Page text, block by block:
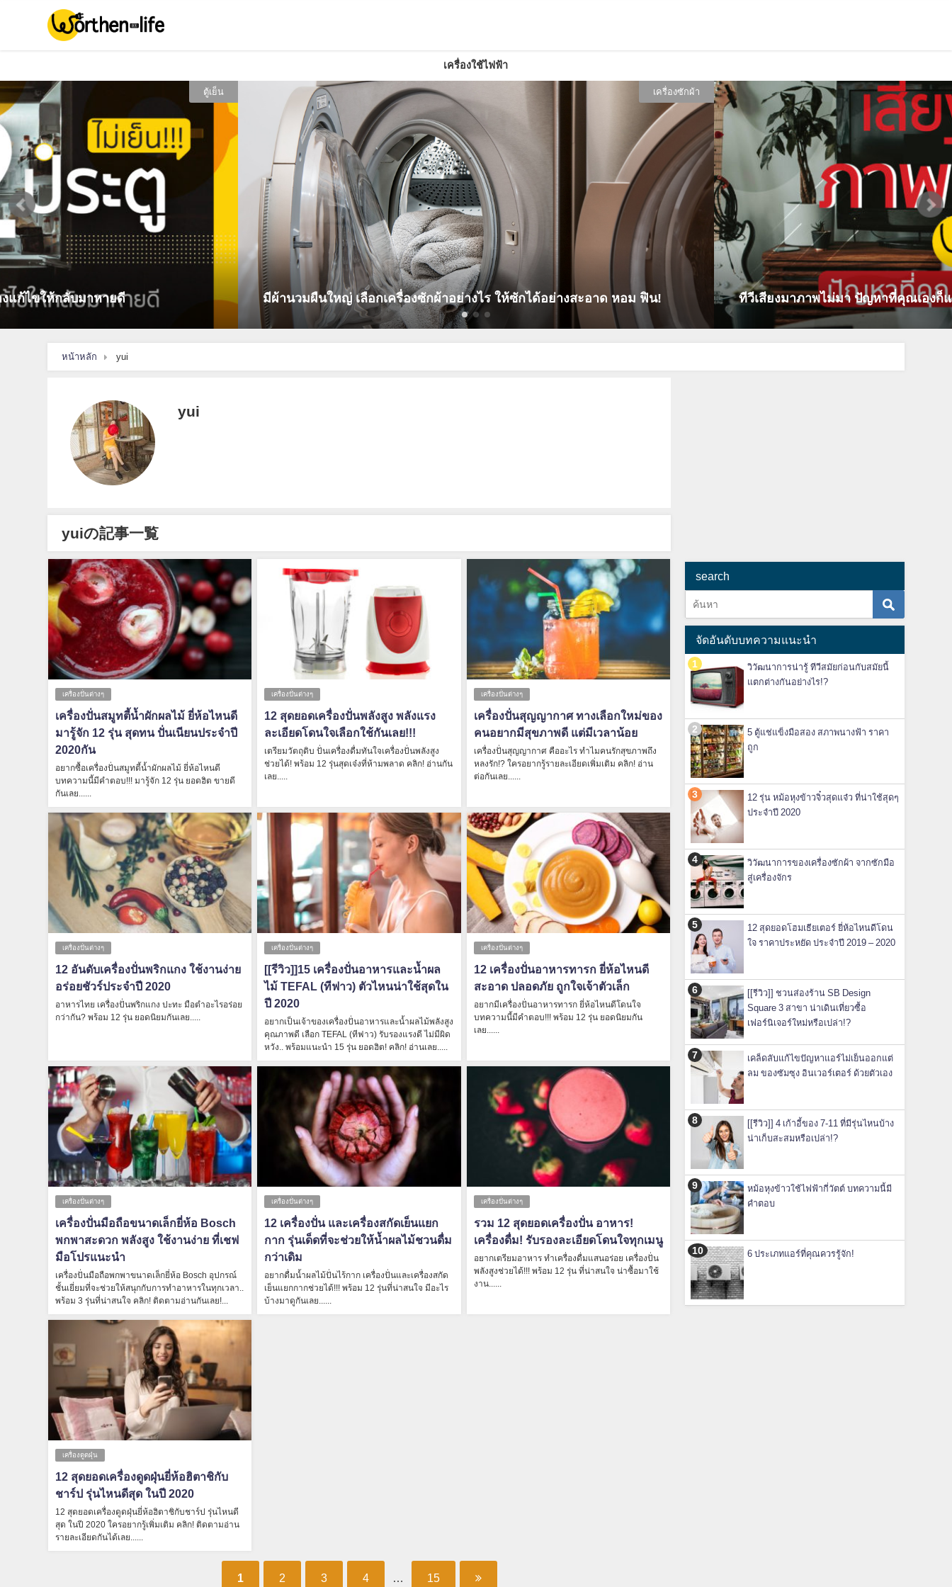
เครื่องใช้ไฟฟ้า
มาหายดี มีผ้านวมผืนใหญ่ เลือกเครื่องซักผ้าอย่างไร ให้ซักได้อย่างสะอาด หอม ฟิน! ทีวีเสียงมาภาพไม่มา ปัญหาที่คุณเองก็แก้ได้!
หน้าหลัก yui
yui
yuiの記事一覧
เครื่องปั่นต่างๆ
เครื่องปั่นสมูทตี้น้ำผักผลไม้ ยี่ห้อไหนดี
มารู้จัก 12 รุ่น สุดทน ปั่นเนียนประจำปี
2020กัน
อยากซื้อเครื่องปั่นสมูทตี้น้ำผักผลไม้ ยี่ห้อไหนดี
บทความนี้มีคำตอบ!!! มารู้จัก 12 รุ่น ยอดฮิต ขายดี
กันเลย......
เครื่องปั่นต่างๆ
12 สุดยอดเครื่องปั่นพลังสูง พลังแรง
ละเอียดโดนใจเลือกใช้กันเลย!!!
เตรียมวัตถุดิบ ปั่นเครื่องดื่มทันใจเครื่องปั่นพลังสูง
ช่วยได้! พร้อม 12 รุ่นสุดเจ๋งที่ห้ามพลาด คลิก! อ่านกัน
เลย.....
เครื่องปั่นต่างๆ
เครื่องปั่นสุญญากาศ ทางเลือกใหม่ของ
คนอยากมีสุขภาพดี แต่มีเวลาน้อย
เครื่องปั่นสุญญากาศ คืออะไร ทำไมคนรักสุขภาพถึง
หลงรัก!? ใครอยากรู้รายละเอียดเพิ่มเติม คลิก! อ่าน
ต่อกันเลย......
เครื่องปั่นต่างๆ
12 อันดับเครื่องปั่นพริกแกง ใช้งานง่าย
อร่อยชัวร์ประจำปี 2020
อาหารไทย เครื่องปั่นพริกแกง ปะทะ มือตำอะไรอร่อย
กว่ากัน? พร้อม 12 รุ่น ยอดนิยมกันเลย.....
เครื่องปั่นต่างๆ
[[รีวิว]]15 เครื่องปั่นอาหารและน้ำผล
ไม้ TEFAL (ทีฟาว) ตัวไหนน่าใช้สุดใน
ปี 2020
อยากเป็นเจ้าของเครื่องปั่นอาหารและน้ำผลไม้พลังสูง
คุณภาพดี เลือก TEFAL (ทีฟาว) รับรองแรงดี ไม่มีผิด
หวัง.. พร้อมแนะนำ 15 รุ่น ยอดฮิต! คลิก! อ่านเลย.....
เครื่องปั่นต่างๆ
12 เครื่องปั่นอาหารทารก ยี่ห้อไหนดี
สะอาด ปลอดภัย ถูกใจเจ้าตัวเล็ก
อยากมีเครื่องปั่นอาหารทารก ยี่ห้อไหนดีโดนใจ
บทความนี้มีคำตอบ!!! พร้อม 12 รุ่น ยอดนิยมกัน
เลย......
เครื่องปั่นต่างๆ
เครื่องปั่นมือถือขนาดเล็กยี่ห้อ Bosch
พกพาสะดวก พลังสูง ใช้งานง่าย ที่เชฟ
มือโปรแนะนำ
เครื่องปั่นมือถือพกพาขนาดเล็กยี่ห้อ Bosch อุปกรณ์
ชั้นเยี่ยมที่จะช่วยให้สนุกกับการทำอาหารในทุกเวลา..
พร้อม 3 รุ่นที่น่าสนใจ คลิก! ติดตามอ่านกันเลย!...
เครื่องปั่นต่างๆ
12 เครื่องปั่น และเครื่องสกัดเย็นแยก
กาก รุ่นเด็ดที่จะช่วยให้น้ำผลไม้ชวนดื่ม
กว่าเดิม
อยากดื่มน้ำผลไม้ปั่นไร้กาก เครื่องปั่นและเครื่องสกัด
เย็นแยกกากช่วยได้!!! พร้อม 12 รุ่นที่น่าสนใจ มีอะไร
บ้างมาดูกันเลย......
เครื่องปั่นต่างๆ
รวม 12 สุดยอดเครื่องปั่น อาหาร!
เครื่องดื่ม! รับรองละเอียดโดนใจทุกเมนู
อยากเตรียมอาหาร ทำเครื่องดื่มแสนอร่อย เครื่องปั่น
พลังสูงช่วยได้!!! พร้อม 12 รุ่น ที่น่าสนใจ น่าซื้อมาใช้
งาน......
เครื่องดูดฝุ่น
12 สุดยอดเครื่องดูดฝุ่นยี่ห้อฮิตาชิกับ
ชาร์ป รุ่นไหนดีสุด ในปี 2020
12 สุดยอดเครื่องดูดฝุ่นยี่ห้อฮิตาชิกับชาร์ป รุ่นไหนดี
สุด ในปี 2020 ใครอยากรู้เพิ่มเติม คลิก! ติดตามอ่าน
รายละเอียดกันได้เลย......
1 2 3 4 15
search
จัดอันดับบทความแนะนำ
วิวัฒนาการน่ารู้ ทีวีสมัยก่อนกับสมัยนี้
แตกต่างกันอย่างไร!?
5 ตู้แช่แข็งมือสอง สภาพนางฟ้า ราคา
ถูก
12 รุ่น หม้อหุงข้าวจิ๋วสุดแจ๋ว ที่น่าใช้สุดๆ
ประจำปี 2020
วิวัฒนาการของเครื่องซักผ้า จากซักมือ
สู่เครื่องจักร
12 สุดยอดโฮมเธียเตอร์ ยี่ห้อไหนดีโดน
ใจ ราคาประหยัด ประจำปี 2019 – 2020
[[รีวิว]] ชวนส่องร้าน SB Design
Square 3 สาขา น่าเดินเที่ยวซื้อ
เฟอร์นิเจอร์ใหม่หรือเปล่า!?
เคล็ดลับแก้ไขปัญหาแอร์ไม่เย็นออกแต่
ลม ของซัมซุง อินเวอร์เตอร์ ด้วยตัวเอง
[[รีวิว]] 4 เก้าอี้ของ 7-11 ที่มีรุ่นไหนบ้าง
น่าเก็บสะสมหรือเปล่า!?
หม้อหุงข้าวใช้ไฟฟ้ากี่วัตต์ บทความนี้มี
คำตอบ
6 ประเภทแอร์ที่คุณควรรู้จัก!